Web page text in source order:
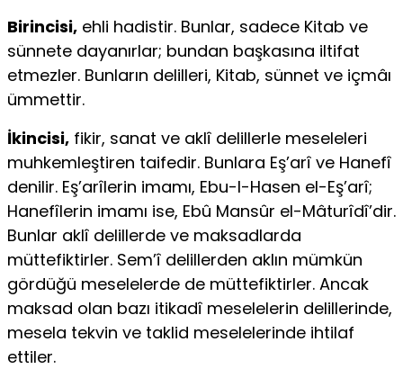
Birincisi, ehli hadistir. Bunlar, sadece Kitab ve
sünnete dayanırlar; bundan başkasına iltifat
etmezler. Bunların delilleri, Kitab, sünnet ve içmâı
ümmettir.
İkincisi, fikir, sanat ve aklî delillerle meseleleri
muhkemleştiren taifedir. Bunlara Eş’arî ve Hanefî
denilir. Eş’arîlerin imamı, Ebu-I-Hasen el-Eş’arî;
Hanefîlerin imamı ise, Ebû Mansûr el-Mâturîdî’dir.
Bunlar aklî delillerde ve maksadlarda
müttefiktirler. Sem’î delillerden aklın mümkün
gördüğü meselelerde de müttefiktirler. Ancak
maksad olan bazı itikadî meselelerin delillerinde,
mesela tekvin ve taklid meselelerinde ihtilaf
ettiler.